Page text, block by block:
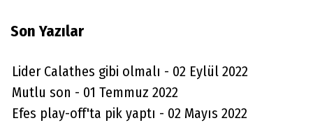
Son Yazılar
Lider Calathes gibi olmalı - 02 Eylül 2022
Mutlu son - 01 Temmuz 2022
Efes play-off'ta pik yaptı - 02 Mayıs 2022